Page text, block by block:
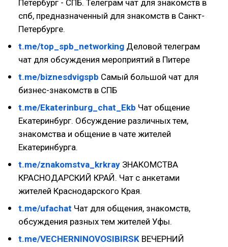
Петербург - СПБ. Телеграм чат для знакомств в
спб, предназначенный для знакомств в Санкт-
Петербурге.
t.me/top_spb_networking Деловой телеграм
чат для обсуждения мероприятий в Питере
t.me/biznesdvigspb Самый большой чат для
бизнес-знакомств в СПБ
t.me/Ekaterinburg_chat_Ekb Чат общение
Екатеринбург. Обсуждение различных тем,
знакомства и общение в чате жителей
Екатеринбурга.
t.me/znakomstva_krkray ЗНАКОМСТВА
КРАСНОДАРСКИЙ КРАЙ. Чат с анкетами
жителей Краснодарского Края.
t.me/ufachat Чат для общения, знакомств,
обсуждения разных тем жителей Уфы.
t.me/VECHERNINOVOSIBIRSK ВЕЧЕРНИЙ